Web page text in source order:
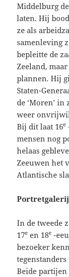
Middelburg
laten. Hij
ze als
samenleving
bepleitte de
Zeeland,
plannen. Hij
Staten-
de ‘Moren’
weer
Bij dit laat 16e
mensen nog
helaas
Zeeuwen het
Atlantische
Portretgalerij
In de tweede
17e en 18e -
bezoeker
Beide